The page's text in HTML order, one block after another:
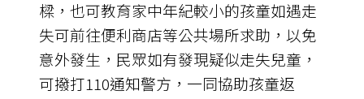
樑，也可教育家中年紀較小的孩童如遇走
失可前往便利商店等公共場所求助，以免
意外發生，民眾如有發現疑似走失兒童，
可撥打110通知警方，一同協助孩童返